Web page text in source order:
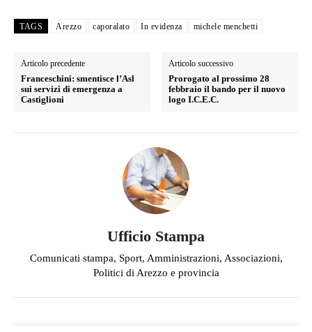
TAGS Arezzo caporalato In evidenza michele menchetti
Articolo precedente
Franceschini: smentisce l’Asl
sui servizi di emergenza a
Castiglioni
Articolo successivo
Prorogato al prossimo 28
febbraio il bando per il nuovo
logo I.C.E.C.
Ufficio Stampa
Comunicati stampa, Sport, Amministrazioni, Associazioni,
Politici di Arezzo e provincia